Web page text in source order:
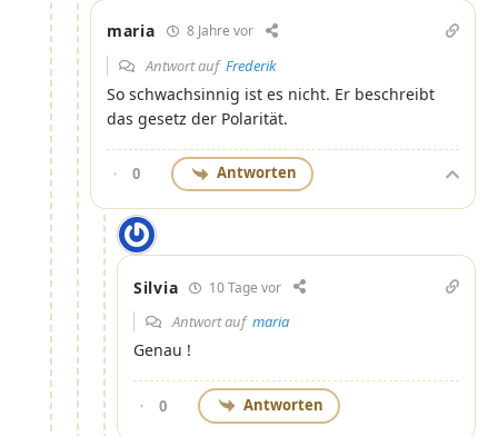
maria 8 Jahre vor
Antwort auf Frederik
So schwachsinnig ist es nicht. Er beschreibt
das gesetz der Polarität.
0 Antworten
Silvia 10 Tage vor
Antwort auf maria
Genau !
0 Antworten